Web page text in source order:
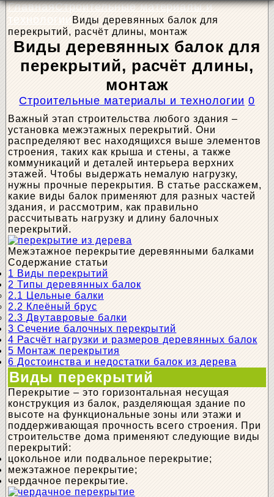
ГлавнаяСтроительные материалы и
технологии Виды деревянных балок для
перекрытий, расчёт длины, монтаж
Виды деревянных балок для
перекрытий, расчёт длины,
монтаж
Строительные материалы и технологии 0
Важный этап строительства любого здания –
установка межэтажных перекрытий. Они
распределяют вес находящихся выше элементов
строения, таких как крыша и стены, а также
коммуникаций и деталей интерьера верхних
этажей. Чтобы выдержать немалую нагрузку,
нужны прочные перекрытия. В статье расскажем,
какие виды балок применяют для разных частей
здания, и рассмотрим, как правильно
рассчитывать нагрузку и длину балочных
перекрытий.
Межэтажное перекрытие деревянными балками
Содержание статьи
1 Виды перекрытий
2 Типы деревянных балок
2.1 Цельные балки
2.2 Клеёный брус
2.3 Двутавровые балки
3 Сечение балочных перекрытий
4 Расчёт нагрузки и размеров деревянных балок
5 Монтаж перекрытия
6 Достоинства и недостатки балок из дерева
Виды перекрытий
Перекрытие – это горизонтальная несущая
конструкция из балок, разделяющая здание по
высоте на функциональные зоны или этажи и
поддерживающая прочность всего строения. При
строительстве дома применяют следующие виды
перекрытий:
цокольное или подвальное перекрытие;
межэтажное перекрытие;
чердачное перекрытие.